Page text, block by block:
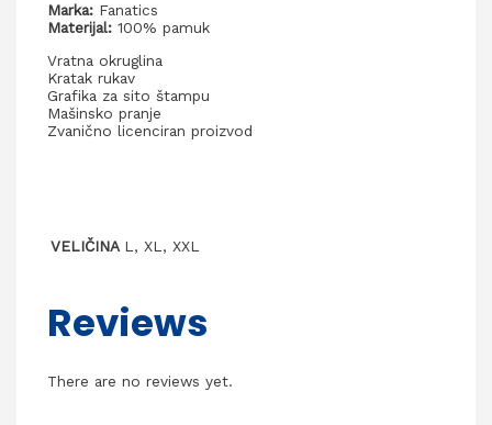
Marka: Fanatics
Materijal: 100% pamuk
Vratna okruglina
Kratak rukav
Grafika za sito štampu
Mašinsko pranje
Zvanično licenciran proizvod
VELIČINA L, XL, XXL
Reviews
There are no reviews yet.